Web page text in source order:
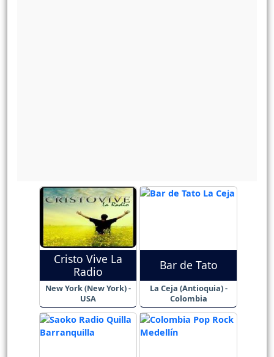
Cristo Vive La
Radio
New York (New York) -
USA
Bar de Tato
La Ceja (Antioquia) -
Colombia